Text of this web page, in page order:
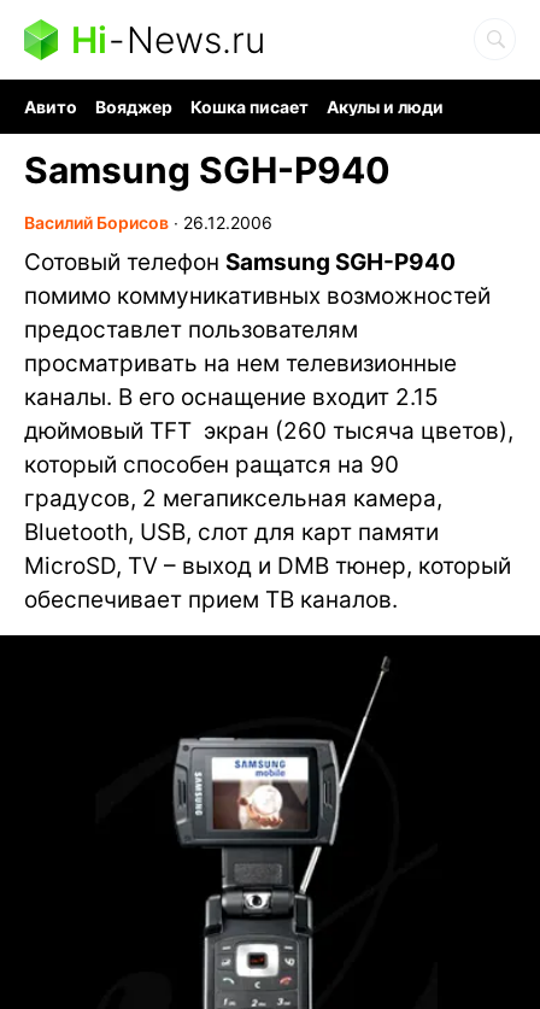
Hi-News.ru
Авито Вояджер Кошка писает
Акулы и люди
Samsung SGH-P940
Василий Борисов ∙ 26.12.2006
Сотовый телефон Samsung SGH-P940
помимо коммуникативных возможностей
предоставлет пользователям
просматривать на нем телевизионные
каналы. В его оснащение входит 2.15
дюймовый TFT экран (260 тысяча цветов),
который способен ращатся на 90
градусов, 2 мегапиксельная камера,
Bluetooth, USB, слот для карт памяти
MicroSD, TV – выход и DMB тюнер, который
обеспечивает прием ТВ каналов.